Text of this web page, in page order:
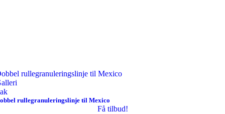
rullegranuleringslinje til Mexico
rullegranuleringslinje til Mexico
Få tilbud!